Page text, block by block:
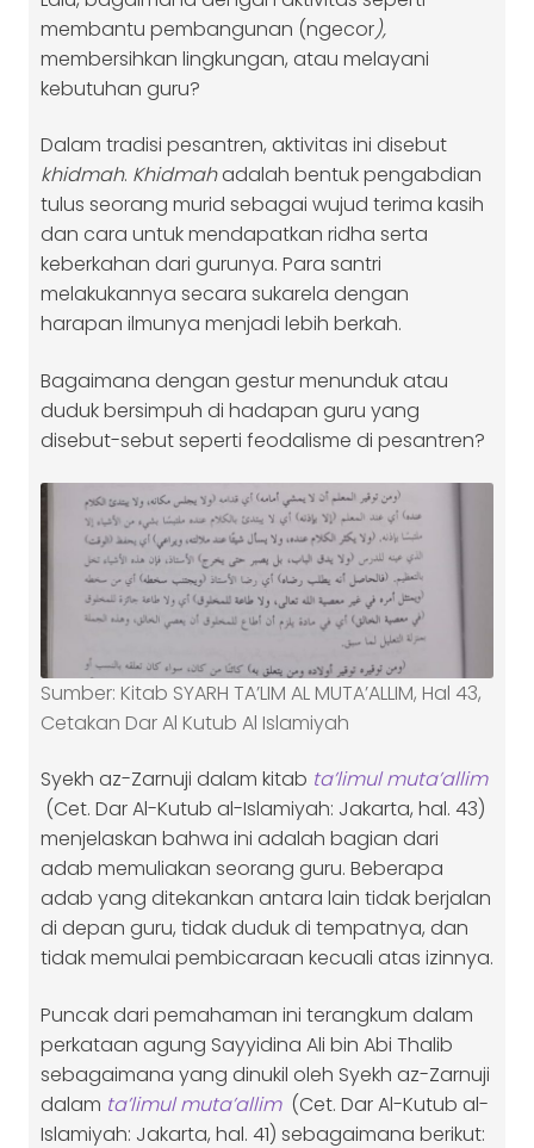
membantu pembangunan (ngecor),
membersihkan lingkungan, atau melayani
kebutuhan guru?
Dalam tradisi pesantren, aktivitas ini disebut
khidmah. Khidmahadalah bentuk pengabdian
tulus seorang murid sebagai wujud terima kasih
dan cara untuk mendapatkan ridha serta
keberkahan dari gurunya. Para santri
melakukannya secara sukarela dengan
harapan ilmunya menjadi lebih berkah.
Bagaimana dengan gestur menunduk atau
duduk bersimpuh di hadapan guru yang
disebut-sebut seperti feodalisme di pesantren?
Sumber: Kitab SYARH TA’LIM AL MUTA’ALLIM, Hal 43,
Cetakan Dar Al Kutub Al Islamiyah
Syekh az-Zarnuji dalam kitab ta’limul muta’allim
(Cet. Dar Al-Kutub al-Islamiyah: Jakarta, hal. 43)
menjelaskan bahwa ini adalah bagian dari
adab memuliakan seorang guru. Beberapa
adab yang ditekankan antara lain tidak berjalan
di depan guru, tidak duduk di tempatnya, dan
tidak memulai pembicaraan kecuali atas izinnya.
Puncak dari pemahaman ini terangkum dalam
perkataan agung Sayyidina Ali bin Abi Thalib
sebagaimana yang dinukil oleh Syekh az-Zarnuji
dalam ta’limul muta’allim (Cet. Dar Al-Kutub al-
Islamiyah: Jakarta, hal. 41) sebagaimana berikut: